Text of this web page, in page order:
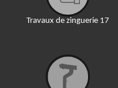
Travaux de zinguerie 17